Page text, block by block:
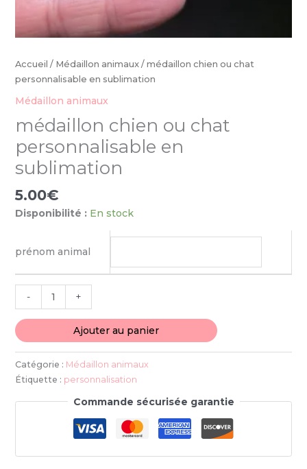
Accueil / Médaillon animaux/ médaillon chien ou chat
personnalisable en sublimation
Médaillon animaux
médaillon chien ou chat
personnalisable en
sublimation
5.00€
Disponibilité : En stock
prénom animal
- +
Ajouter au panier
Catégorie : Médaillon animaux
Étiquette : personnalisation
Commande sécurisée garantie